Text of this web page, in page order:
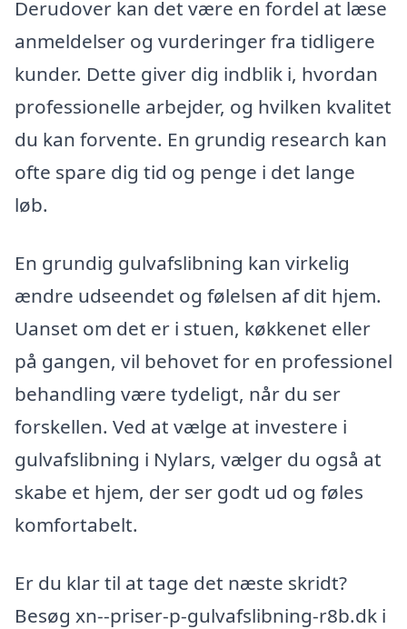
Derudover kan det være en fordel at læse
anmeldelser og vurderinger fra tidligere
kunder. Dette giver dig indblik i, hvordan
professionelle arbejder, og hvilken kvalitet
du kan forvente. En grundig research kan
ofte spare dig tid og penge i det lange
løb.
En grundig gulvafslibning kan virkelig
ændre udseendet og følelsen af dit hjem.
Uanset om det er i stuen, køkkenet eller
på gangen, vil behovet for en professionel
behandling være tydeligt, når du ser
forskellen. Ved at vælge at investere i
gulvafslibning i Nylars, vælger du også at
skabe et hjem, der ser godt ud og føles
komfortabelt.
Er du klar til at tage det næste skridt?
Besøg xn--priser-p-gulvafslibning-r8b.dk i